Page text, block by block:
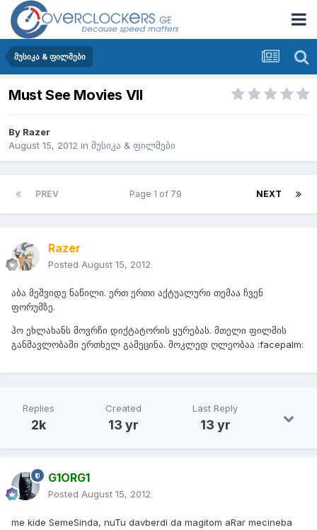
მუსიკა & ფილმები
Must See Movies VII
By Razer
August 15, 2012 in მუსიკა & ფილმები
PREV NEXT
Page 1 of 79
Razer
Posted August 15, 2012
აბა მეშვიდე ნაწილი. ერთ ერთი აქტუალური თემაა ჩვენ
ფორუმზე.
ჰო ეხლახანს მოვრჩი დიქტატორის ყურებას. მთელი ფილმის
განმავლობაში ერთხელ გამეცინა. მოკლედ ღლეობაა :facepalm:
Replies
2k
Created
13 yr
Last Reply
13 yr
G1ORG1
Posted August 15, 2012
me kide SemeSinda, nuTu davberdi da magitom aRar mecineba